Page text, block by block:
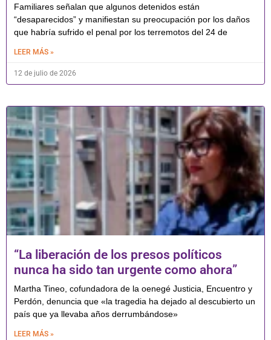
Familiares señalan que algunos detenidos están
“desaparecidos” y manifiestan su preocupación por los daños
que habría sufrido el penal por los terremotos del 24 de
LEER MÁS »
12 de julio de 2026
“La liberación de los presos políticos
nunca ha sido tan urgente como ahora”
Martha Tineo, cofundadora de la oenegé Justicia, Encuentro y
Perdón, denuncia que «la tragedia ha dejado al descubierto un
país que ya llevaba años derrumbándose»
LEER MÁS »